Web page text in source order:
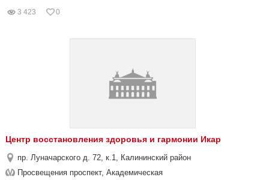
3 423 0
Центр восстановления здоровья и гармонии Икар
пр. Луначарского д. 72, к.1, Калининский район
Просвещения проспект, Академическая